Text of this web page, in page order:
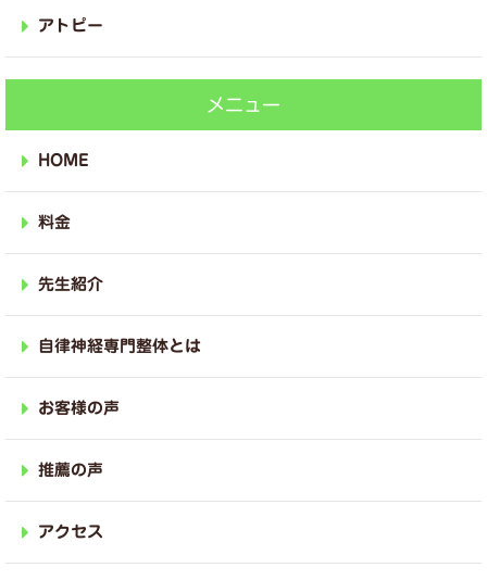
アトピー
メニュー
HOME
料金
先生紹介
自律神経専門整体とは
お客様の声
推薦の声
アクセス